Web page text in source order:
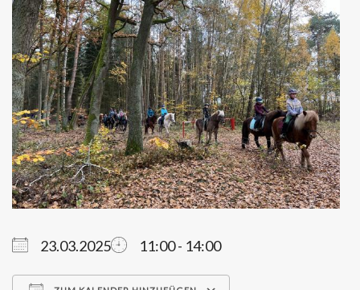
23.03.2025 11:00 - 14:00